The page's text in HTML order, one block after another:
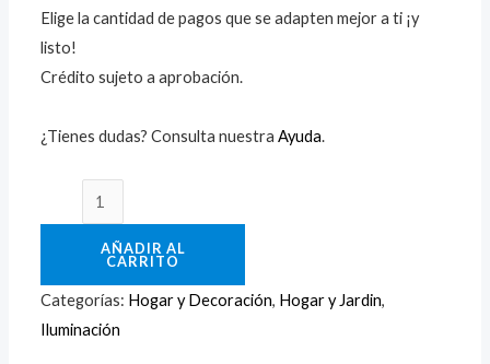
Elige la cantidad de pagos que se adapten mejor a ti ¡y
listo!
Crédito sujeto a aprobación.
¿Tienes dudas? Consulta nuestraAyuda.
AÑADIR AL
CARRITO
Categorías: Hogar y Decoración, Hogar y Jardin,
Iluminación